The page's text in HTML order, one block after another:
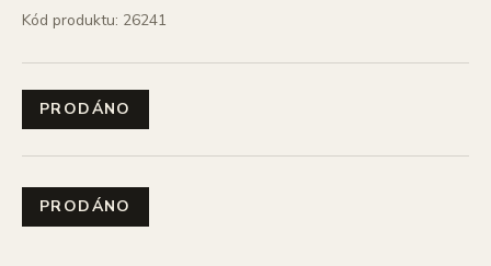
Kód produktu: 26241
PRODÁNO
PRODÁNO